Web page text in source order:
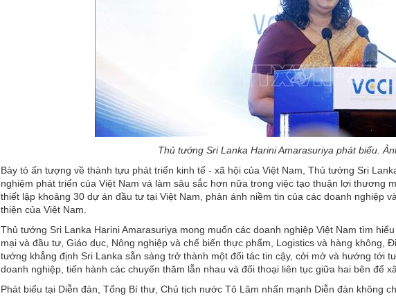
Thủ tướng Sri Lanka Harini Amarasuriya phát biểu.
Bày tỏ ấn tượng về thành tựu phát triển kinh tế - xã hội của Việt Nam, Thủ tướng Sri
nghiệm phát triển của Việt Nam và làm sâu sắc hơn nữa trong việc tạo thuận lợi thương
thiết lập khoảng 30 dự án đầu tư tại Việt Nam, phản ánh niềm tin của các doanh nghiệp
thiện của Việt Nam.
Thủ tướng Sri Lanka Harini Amarasuriya mong muốn các doanh nghiệp Việt Nam tìm
mại và đầu tư, Giáo dục, Nông nghiệp và chế biến thực phẩm, Logistics và hàng không,
tướng khẳng định Sri Lanka sẵn sàng trở thành một đối tác tin cậy, cởi mở và hướng tới
doanh nghiệp, tiến hành các chuyến thăm lẫn nhau và đối thoại liên tục giữa hai bên để
Phát biểu tại Diễn đàn, Tổng Bí thư, Chủ tịch nước Tô Lâm nhấn mạnh Diễn đàn không